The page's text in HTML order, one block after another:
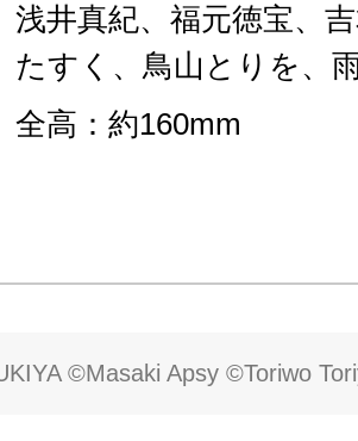
浅井真紀、福元徳宝、
たすく、鳥山とりを、
全高：約160mm
©Masaki Apsy ©Toriwo